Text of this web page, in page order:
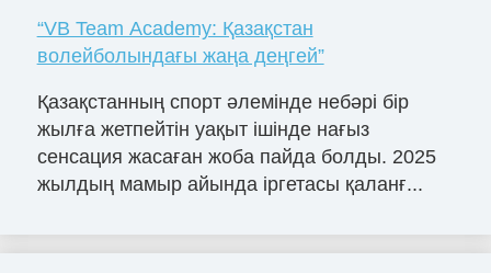
“VB Team Academy: Қазақстан
волейболындағы жаңа деңгей”
Қазақстанның спорт әлемінде небәрі бір
жылға жетпейтін уақыт ішінде нағыз
сенсация жасаған жоба пайда болды. 2025
жылдың мамыр айында іргетасы қаланғ...